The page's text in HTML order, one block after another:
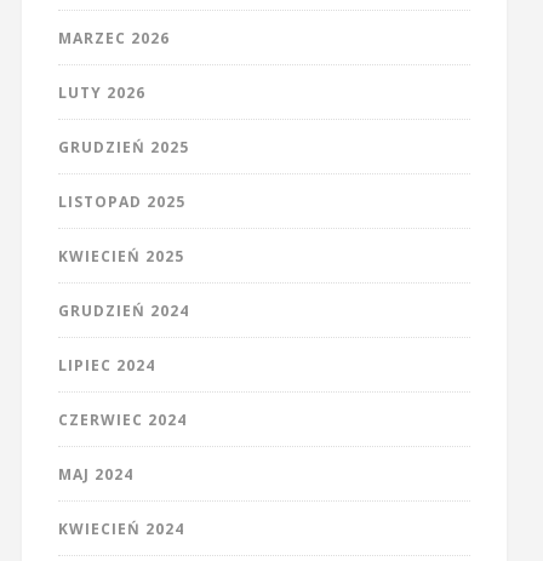
MARZEC 2026
LUTY 2026
GRUDZIEŃ 2025
LISTOPAD 2025
KWIECIEŃ 2025
GRUDZIEŃ 2024
LIPIEC 2024
CZERWIEC 2024
MAJ 2024
KWIECIEŃ 2024